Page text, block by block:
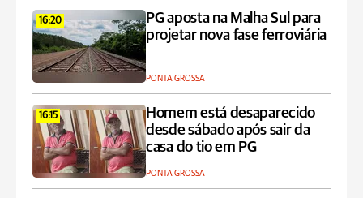
16:20
PG aposta na Malha Sul para
projetar nova fase ferroviária
PONTA GROSSA
16:15
Homem está desaparecido
desde sábado após sair da
casa do tio em PG
PONTA GROSSA